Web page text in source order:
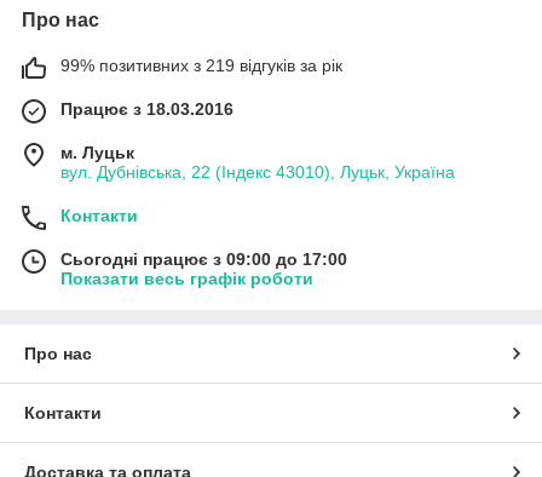
Про нас
99% позитивних з 219 відгуків за рік
Працює з 18.03.2016
м. Луцьк
вул. Дубнівська, 22 (Індекс 43010), Луцьк, Україна
Контакти
Сьогодні працює з 09:00 до 17:00
Показати весь графік роботи
Про нас
Контакти
Доставка та оплата